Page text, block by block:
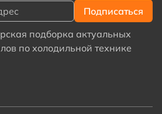
подборка актуальных
по холодильной технике